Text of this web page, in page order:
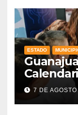
ESTADO
2027:
de 2026
7 DE